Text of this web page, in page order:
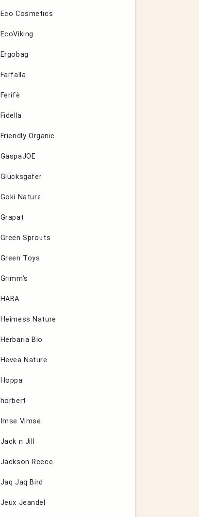
Eco Cosmetics
EcoViking
Ergobag
Farfalla
Ferifè
Fidella
Friendly Organic
GaspaJOE
Glücksgäfer
Goki Nature
Grapat
Green Sprouts
Green Toys
Grimm’s
HABA
Heimess Nature
Herbaria Bio
Hevea Nature
Hoppa
hörbert
Imse Vimse
Jack n Jill
Jackson Reece
Jaq Jaq Bird
Jeux Jeandel